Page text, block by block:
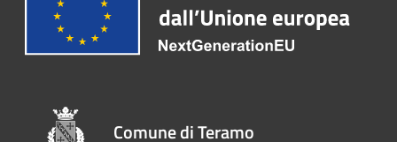
Comune di Teramo